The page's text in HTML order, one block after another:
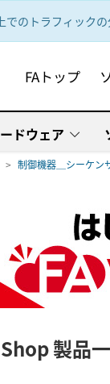
でのトラフィック
FAトップ
ドウェア
制御機器＿シーケン
製品